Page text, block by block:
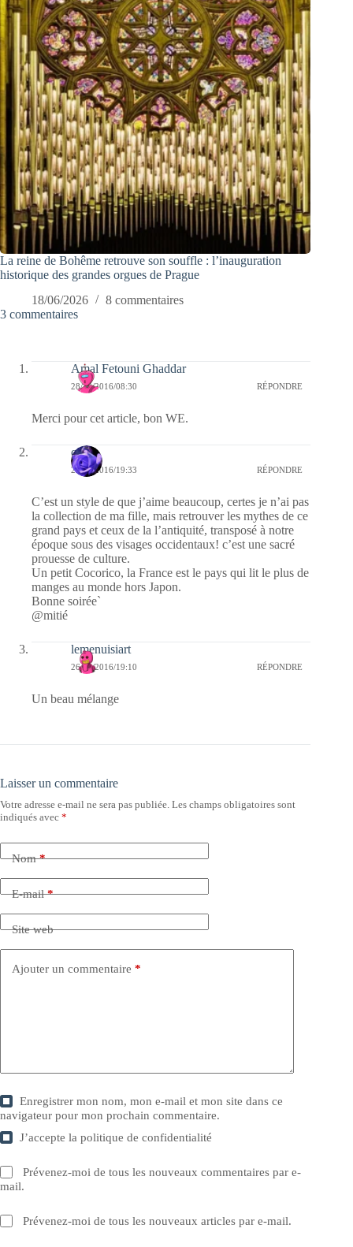
La reine de Bohême retrouve son souffle : l’inauguration
historique des grandes orgues de Prague
18/06/2026
8 commentaires
3 commentaires
Amal Fetouni Ghaddar
28/10/2016/08:30 RÉPONDRE
Merci pour cet article, bon WE.
covix
26/10/2016/19:33 RÉPONDRE
C’est un style de que j’aime beaucoup, certes je n’ai pas
la collection de ma fille, mais retrouver les mythes de ce
grand pays et ceux de la l’antiquité, transposé à notre
époque sous des visages occidentaux! c’est une sacré
prouesse de culture.
Un petit Cocorico, la France est le pays qui lit le plus de
manges au monde hors Japon.
Bonne soirée`
@mitié
lemenuisiart
26/10/2016/19:10 RÉPONDRE
Un beau mélange
Laisser un commentaire
Votre adresse e-mail ne sera pas publiée. Les champs obligatoires sont
indiqués avec *
Nom*
E-mail*
Site web
Ajouter un commentaire *
Enregistrer mon nom, mon e-mail et mon site dans ce
navigateur pour mon prochain commentaire.
J’accepte lapolitique de confidentialité
Prévenez-moi de tous les nouveaux commentaires par e-
mail.
Prévenez-moi de tous les nouveaux articles par e-mail.